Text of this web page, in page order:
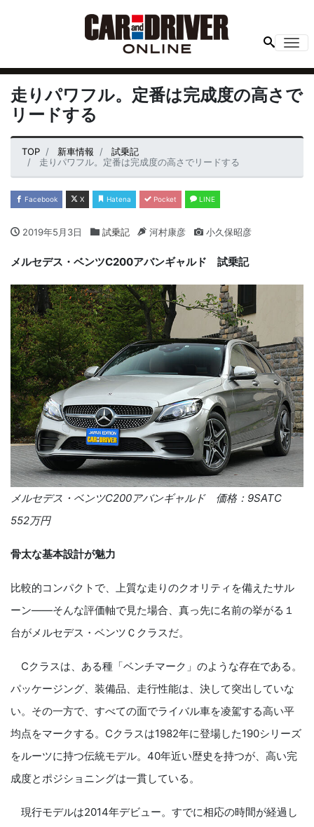
走りパワフル。定番は完成度の高さで
リードする
TOP 新車情報
試乗記
走りパワフル。定番は完成度の高さでリードする
Facebook X Hatena Pocket LINE
2019年5月3日 試乗記 河村康彦 小久保昭彦
メルセデス・ベンツC200アバンギャルド 試乗記
メルセデス・ベンツC200 アバンギャルド 価格： 9SATC
552万円
骨太な基本設計が魅力
比較的コンパクトで、上質な走りのクオリティを備えたサル
ーン――そんな評価軸で見た場合、真っ先に名前の挙がる１
台がメルセデス・ベンツＣクラスだ。
Cクラスは、ある種「ベンチマーク」のような存在である。
パッケージング、装備品、走行性能は、決して突出していな
い。その一方で、すべての面でライバル車を凌駕する高い平
均点をマークする。Cクラスは1982年に登場した190シリーズ
をルーツに持つ伝統モデル。 40年近い歴史を持つが、高い完
成度とポジショニングは一貫している。
現行モデルは2014年デビュー。すでに相応の時間が経過し